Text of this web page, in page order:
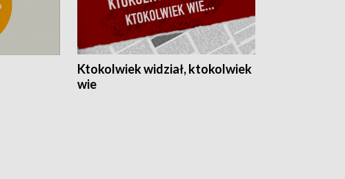
Ktokolwiek widział, ktokolwiek
wie